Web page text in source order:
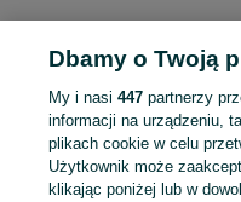
SPORT I HOBBY
KATEGORIA
Dbamy o Twoją
My i nasi 447partnerzy
informacji na urządzeniu,
plikach cookie w celu
Użytkownik może
klikając poniżej lub w